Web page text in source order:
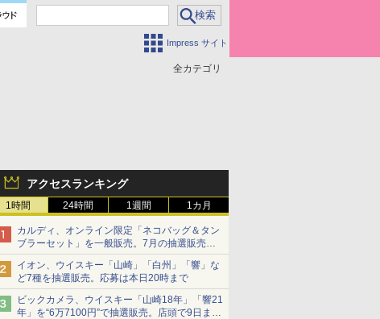
Impress サイト
全カテゴリ
アクセスランキング
1時間 24時間 1週間 1カ月
カルディ、オンライン限定「ネコバッグ＆タン
ブラーセット」を一般販売。7月の抽選販売の
当選無効分
イオン、ウイスキー「山崎」「白州」「響」な
ど7種を抽選販売。応募は本日20時まで
ビックカメラ、ウイスキー「山崎18年」「響21
年」を“6万7100円”で抽選販売。店頭で9日まで